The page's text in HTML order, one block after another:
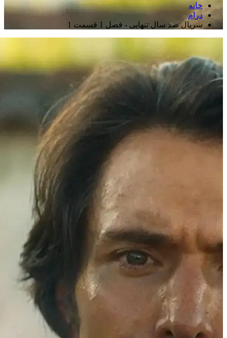
خانه
درام
سریال صد سال تنهایی - فصل 1 قسمت 1